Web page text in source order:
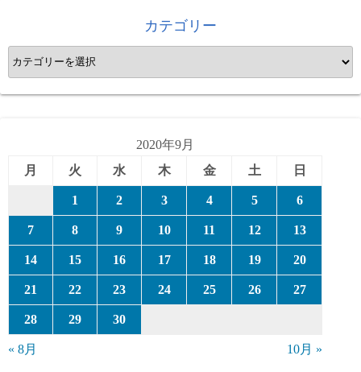
カテゴリー
カ
テ
ゴ
2020年9月
月
火 水 木 金 土 日
1 2 3 4 5 6
7 8 9 10 11 12 13
14 15 16 17 18 19 20
21 22 23 24 25 26 27
28 29 30
« 8月 10月 »